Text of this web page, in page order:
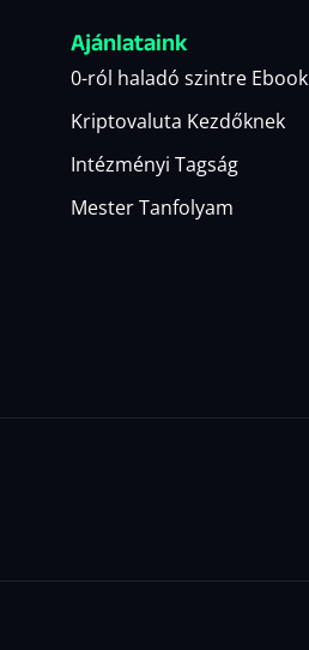
Ajánlataink
0-ról haladó szintre Ebook
Kriptovaluta Kezdőknek
Intézményi Tagság
Mester Tanfolyam